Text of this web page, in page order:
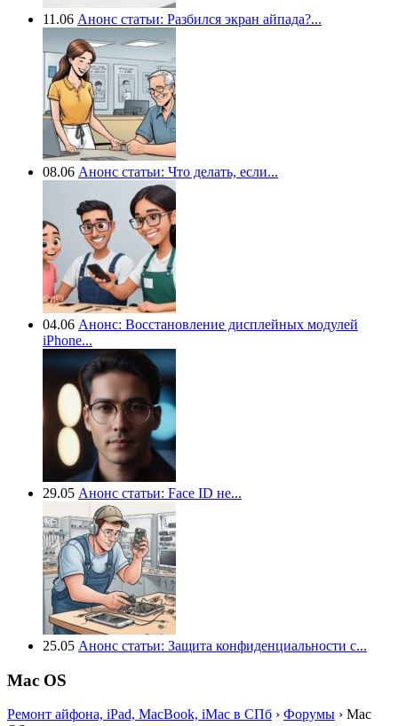
11.06 Анонс статьи: Разбился экран айпада?...
08.06 Анонс статьи: Что делать, если...
04.06 Анонс: Восстановление дисплейных модулей
iPhone...
29.05 Анонс статьи: Face ID не...
25.05 Анонс статьи: Защита конфиденциальности с...
Mac OS
Ремонт айфона, iPad, MacBook, iMac в СПб › Форумы › Mac